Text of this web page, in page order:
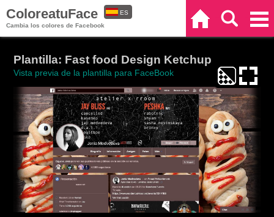
ColoreatuFace
Cambia los colores de Facebook
ES
Plantilla: Fast food Design Ketchup
Vista previa de la plantilla para FaceBook